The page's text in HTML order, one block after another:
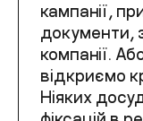
кампанії,
документи,
компанії.
відкриємо
Ніяких